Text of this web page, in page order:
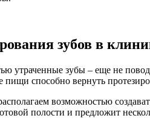
зубов в
утраченные зубы – еще не
способно вернуть
возможностью
полости и предложит